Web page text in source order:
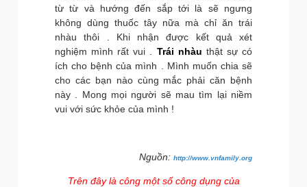
từ từ và hướng đến sắp tới là sẽ ngưng
không dùng thuốc tây nữa mà chỉ ăn trái
nhàu thôi . Khi nhận được kết quả xét
nghiệm mình rất vui . Trái nhàu thật sự có
ích cho bệnh của mình . Mình muốn chia sẽ
cho các bạn nào cùng mắc phải căn bệnh
này . Mong mọi người sẽ mau tìm lại niềm
vui với sức khỏe của mình !
Nguồn: http://www.vnfamily.org
Trên đây là công một số công dụng của